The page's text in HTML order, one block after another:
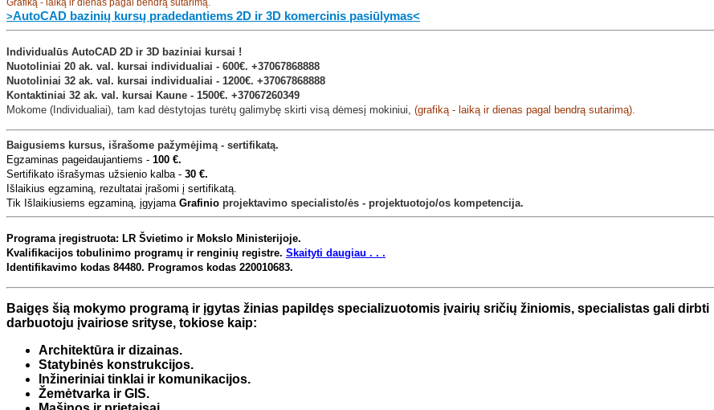
Grafiką - laiką ir dienas pagal bendrą sutarimą.
>AutoCAD bazinių kursų pradedantiems 2D ir 3D komercinis pasiūlymas<
Individualūs AutoCAD 2D ir 3D baziniai kursai !
Nuotoliniai 20 ak. val. kursai individualiai - 600€. +37067868888
Nuotoliniai 32 ak. val. kursai individualiai - 1200€. +37067868888
Kontaktiniai 32 ak. val. kursai Kaune - 1500€. +37067260349
Mokome (Individualiai), tam kad dėstytojas turėtų galimybę skirti visą dėmesį mokiniui, (grafiką - laiką ir dienas pagal bendrą sutarimą).
Baigusiems kursus, išrašome pažymėjimą - sertifikatą.
Egzaminas pageidaujantiems - 100 €.
Sertifikato išrašymas užsienio kalba - 30 €.
Išlaikius egzaminą, rezultatai įrašomi į sertifikatą.
Tik Išlaikiusiems egzaminą, įgyjama Grafinio projektavimo specialisto/ės - projektuotojo/os kompetencija.
Programa įregistruota: LR Švietimo ir Mokslo Ministerijoje.
Kvalifikacijos tobulinimo programų ir renginių registre. Skaityti daugiau . . .
Identifikavimo kodas 84480. Programos kodas 220010683.
Baigęs šią mokymo programą ir įgytas žinias papildęs specializuotomis įvairių sričių žiniomis, specialistas gali dirbti
darbuotoju įvairiose srityse, tokiose kaip:
Architektūra ir dizainas.
Statybinės konstrukcijos.
Inžineriniai tinklai ir komunikacijos.
Žemėtvarka ir GIS.